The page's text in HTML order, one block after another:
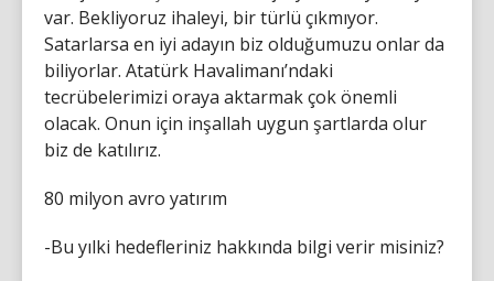
var. Bekliyoruz ihaleyi, bir türlü çıkmıyor.
Satarlarsa en iyi adayın biz olduğumuzu onlar da
biliyorlar. Atatürk Havalimanı’ndaki
tecrübelerimizi oraya aktarmak çok önemli
olacak. Onun için inşallah uygun şartlarda olur
biz de katılırız.
80 milyon avro yatırım
-Bu yılki hedefleriniz hakkında bilgi verir misiniz?